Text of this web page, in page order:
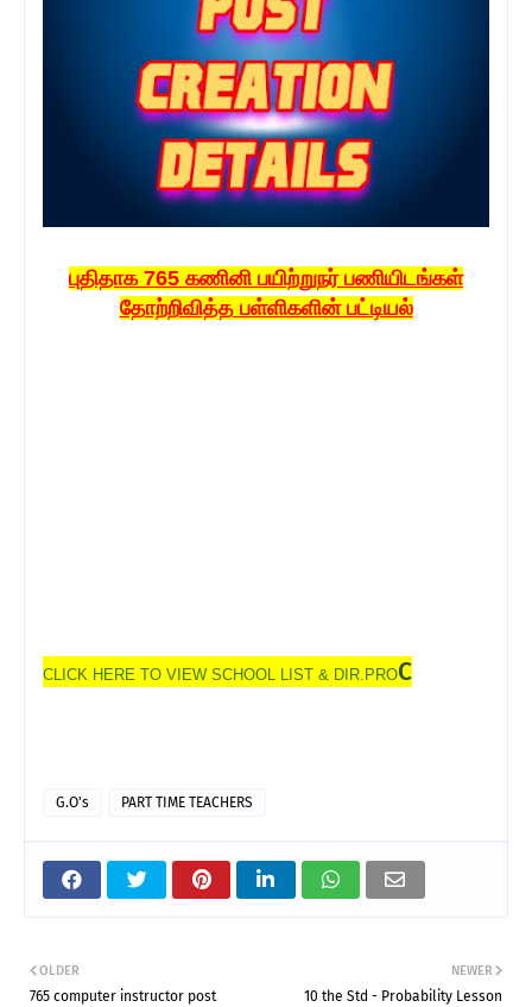
புதிதாக 765 கணினி பயிற்றுநர் பணியிடங்கள்
தோற்றிவித்த பள்ளிகளின் பட்டியல்
CLICK HERE TO VIEW SCHOOL LIST & DIR.PROC
G.O's PART TIME TEACHERS
NEWER
10 the Std - Probability Lesson
OLDER
765 computer instructor post